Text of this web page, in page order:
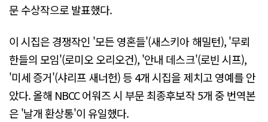
문 수상작으로 발표했다.
이 시집은 경쟁작인 '모든 영혼들'(새스키아 해밀턴), '무뢰
한들의 모임'(로미오 오리오건), '안내 데스크'(로빈 시프),
'미세 증거'(샤리프 새너헌) 등 4개 시집을 제치고 영예를 안
았다. 올해 NBCC 어워즈 시 부문 최종후보작 5개 중 번역본
은 '날개 환상통'이 유일했다.